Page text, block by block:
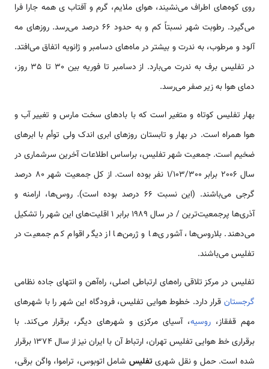
روی کوه‌های اطراف می‌نشیند، هوای ملایم، گرم و آفتاب ی همه جارا فرا
می‌گیرد. رطوبت شهر نسبتاً کم و به حدود 66 درصد می‌رسد. روزهای مه
آلود و مرطوب، به ندرت و بیشتر در ماه‌های دسامبر و ژانویه اتفاق می‌افتد.
در تفلیس برف به ندرت می‌بارد. از دسامبر تا فوریه بین 30 تا 35 روز،
دمای هوا به زیر صفر می‌رسد.
بهار تفلیس کوتاه و متغیر است که با بادهای سخت مارس و تغییر آب و
هوا همراه است. در بهار و تابستان روزهای ابری اندک ولی توأم با ابرهای
ضخیم است. جمعیت شهر تفلیس، براساس اطلاعات آخرین سرشماری در
سال 2006 برابر 1/103/300 نفر بوده است. از کل جمعیت شهر 80 درصد
گرجی می‌باشند. (این نسبت 66 درصد بوده است). روس‌ها، ارامنه و
آذری‌ها پرجمعیت‌ترین / در سال 1989 برابر 1 اقلیت‌های این شهر را تشکیل
می‌دهند. بلاروس‌ها، آشور ی‌ها و ژرمن‌ها از دیگر اقوام کم جمعیت در
تفلیس می‌باشند.
تفلیس در مرکز تلاقی راه‌های ارتباطی اصلی، راه‌آهن و انتهای جاده نظامی‌
گرجستان قرار دارد. خطوط هوایی تفلیس، فرودگاه‌ این شهر را با شهرهای
مهم قفقاز، روسیه، آسیای مرکزی و شهرهای دیگر، برقرار می‌کند. با
برقراری خط هوایی تفلیس تهران، ارتباط آن با ایران نیز از سال 1374 برقرار
شده است. حمل و نقل شهریتفلیس شامل اتوبوس، تراموا، واگن برقی،